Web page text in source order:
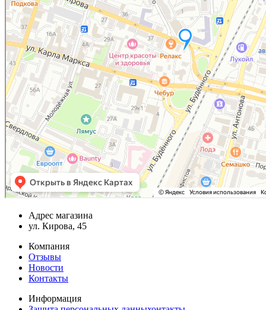
Адрес магазина
ул. Кирова, 45
Компания
Отзывы
Новости
Контакты
Информация